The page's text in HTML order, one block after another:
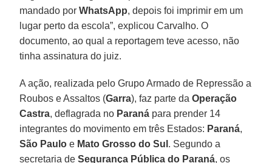
mandado porWhatsApp, depois foi imprimir em um
lugar perto da escola”, explicou Carvalho. O
documento, ao qual a reportagem teve acesso, não
tinha assinatura do juiz.
A ação, realizada pelo Grupo Armado de Repressão a
Roubos e Assaltos (Garra), faz parte daOperação
Castra, deflagrada no Paraná para prender 14
integrantes do movimento em três Estados: Paraná,
São Paulo e Mato Grosso do Sul . Segundo a
secretaria deSegurança Pública do Paraná, os